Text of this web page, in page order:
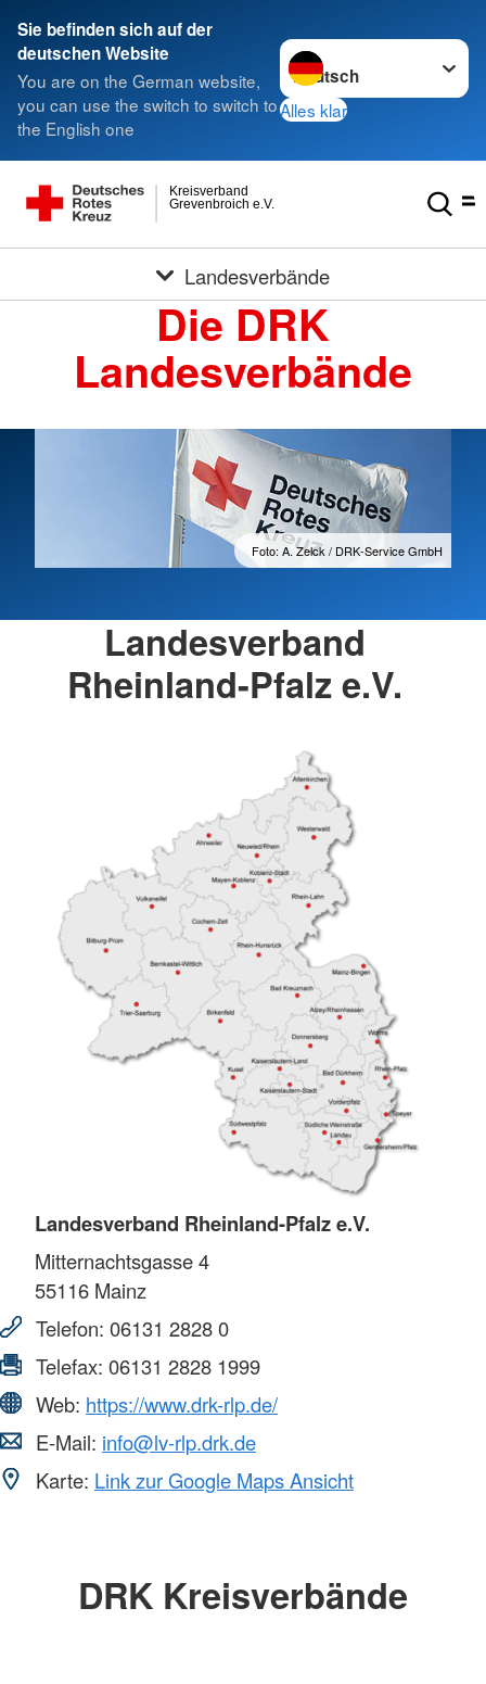
Sie befinden sich auf der
deutschen Website
You are on the German website,
you can use the switch to switch to
the English one
Sprache wechseln zu
Alles klar
Grevenbroich e.V.
Kreisverband
Landesverbände
Die DRK
Landesverbände
Foto: A. Zelck / DRK-Service GmbH
Landesverband
Rheinland-Pfalz e.V.
Landesverband Rheinland-Pfalz e.V.
Mitternachtsgasse 4
55116 Mainz
Telefon: 06131 2828 0
Telefax: 06131 2828 1999
Web: https://www.drk-rlp.de/
E-Mail: info@lv-rlp.drk.de
Karte: Link zur Google Maps Ansicht
DRK Kreisverbände